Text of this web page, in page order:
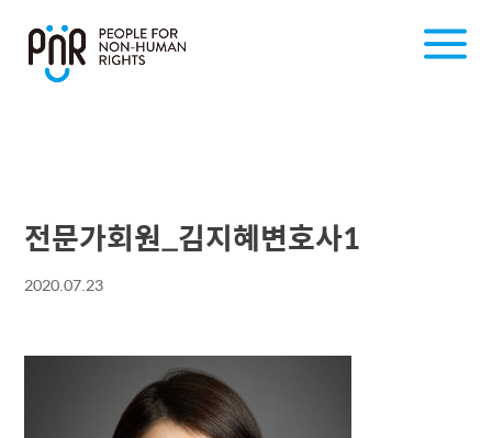
전문가회원_김지혜변호사1
2020.07.23